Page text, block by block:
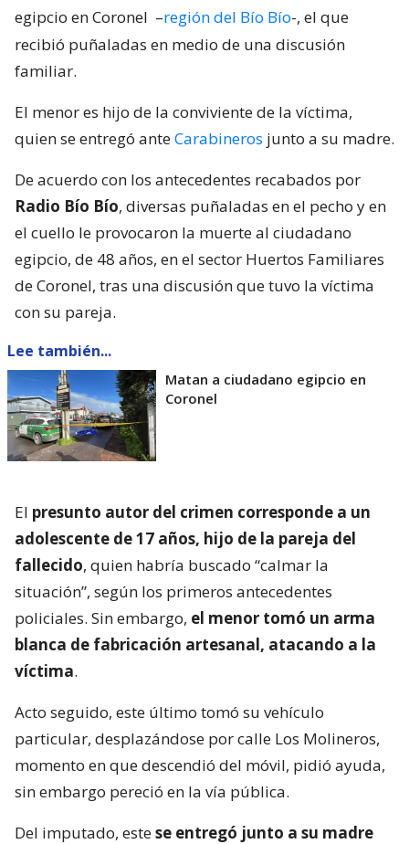
egipcio en Coronel –región del Bío Bío-, el que
recibió puñaladas en medio de una discusión
familiar.
El menor es hijo de la conviviente de la víctima,
quien se entregó anteCarabineros junto a su madre.
De acuerdo con los antecedentes recabados por
Radio Bío Bío, diversas puñaladas en el pecho y en
el cuello le provocaron la muerte al ciudadano
egipcio, de 48 años, en el sector Huertos Familiares
de Coronel, tras una discusión que tuvo la víctima
con su pareja.
Lee también...
Matan a ciudadano egipcio en
Coronel
El presunto autor del crimen corresponde a un
adolescente de 17 años, hijo de la pareja del
fallecido, quien habría buscado “calmar la
situación”, según los primeros antecedentes
policiales. Sin embargo, el menor tomó un arma
blanca de fabricación artesanal, atacando a la
víctima.
Acto seguido, este último tomó su vehículo
particular, desplazándose por calle Los Molineros,
momento en que descendió del móvil, pidió ayuda,
sin embargo pereció en la vía pública.
Del imputado, estese entregó junto a su madre